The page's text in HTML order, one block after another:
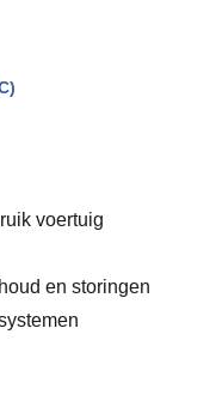
voertuig
en storingen